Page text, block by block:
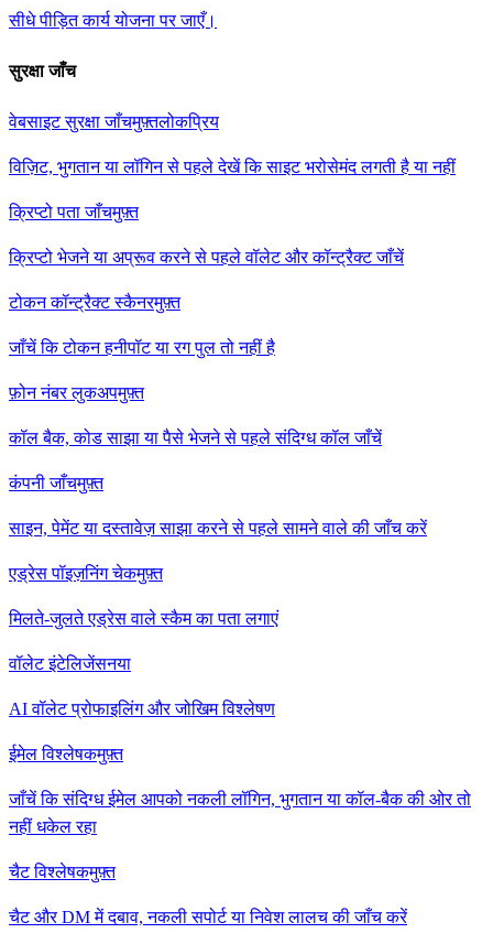
सीधे पीड़ित कार्य योजना पर जाएँ।
सुरक्षा जाँच
वेबसाइट सुरक्षा जाँचमुफ़्तलोकप्रिय
विज़िट, भुगतान या लॉगिन से पहले देखें कि साइट भरोसेमंद लगती है या नहीं
क्रिप्टो पता जाँचमुफ़्त
क्रिप्टो भेजने या अप्रूव करने से पहले वॉलेट और कॉन्ट्रैक्ट जाँचें
टोकन कॉन्ट्रैक्ट स्कैनरमुफ़्त
जाँचें कि टोकन हनीपॉट या रग पुल तो नहीं है
फ़ोन नंबर लुकअपमुफ़्त
कॉल बैक, कोड साझा या पैसे भेजने से पहले संदिग्ध कॉल जाँचें
कंपनी जाँचमुफ़्त
साइन, पेमेंट या दस्तावेज़ साझा करने से पहले सामने वाले की जाँच करें
एड्रेस पॉइज़निंग चेकमुफ़्त
मिलते-जुलते एड्रेस वाले स्कैम का पता लगाएं
वॉलेट इंटेलिजेंसनया
AI वॉलेट प्रोफाइलिंग और जोखिम विश्लेषण
ईमेल विश्लेषकमुफ़्त
जाँचें कि संदिग्ध ईमेल आपको नकली लॉगिन, भुगतान या कॉल-बैक की ओर तो
नहीं धकेल रहा
चैट विश्लेषकमुफ़्त
चैट और DM में दबाव, नकली सपोर्ट या निवेश लालच की जाँच करें